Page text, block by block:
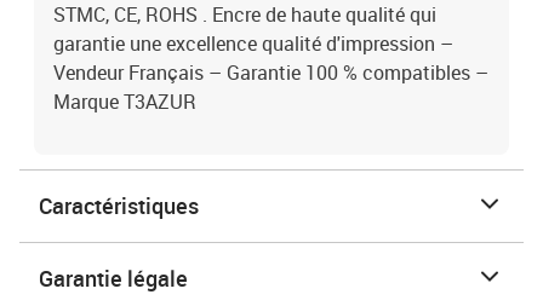
STMC, CE, ROHS . Encre de haute qualité qui
garantie une excellence qualité d'impression –
Vendeur Français – Garantie 100 % compatibles –
Marque T3AZUR
Caractéristiques
Garantie légale